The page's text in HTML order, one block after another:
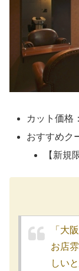
カット価格
おすすめク
【新規
──
「大
お店
しい